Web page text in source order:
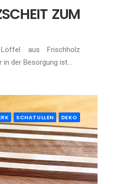
ZUM
aus Frischholz
in der Besorgung ist…
SCHATULLEN DEKO